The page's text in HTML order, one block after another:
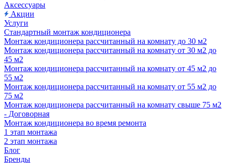
Аксессуары
Акции
Услуги
Стандартный монтаж кондиционера
Монтаж кондиционера рассчитанный на комнату до 30 м2
Монтаж кондиционера рассчитанный на комнату от 30 м2 до
45 м2
Монтаж кондиционера рассчитанный на комнату от 45 м2 до
55 м2
Монтаж кондиционера рассчитанный на комнату от 55 м2 до
75 м2
Монтаж кондиционера рассчитанный на комнату свыше 75 м2
- Договорная
Монтаж кондиционера во время ремонта
1 этап монтажа
2 этап монтажа
Блог
Бренды